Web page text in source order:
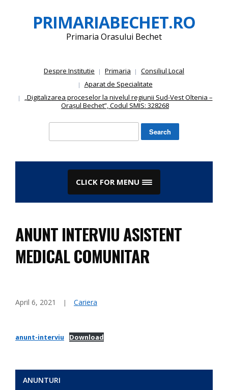
to
content
PRIMARIABECHET.RO
Primaria Orasului Bechet
Despre Institutie Primaria
Consiliul Local
Aparat de Specialitate
„Digitalizarea proceselor la nivelul regiunii Sud-Vest Oltenia –
Orașul Bechet”, Codul SMIS: 328268
CLICK FOR MENU
ANUNT INTERVIU ASISTENT
MEDICAL COMUNITAR
April 6, 2021 Cariera
anunt-interviu Download
ANUNTURI